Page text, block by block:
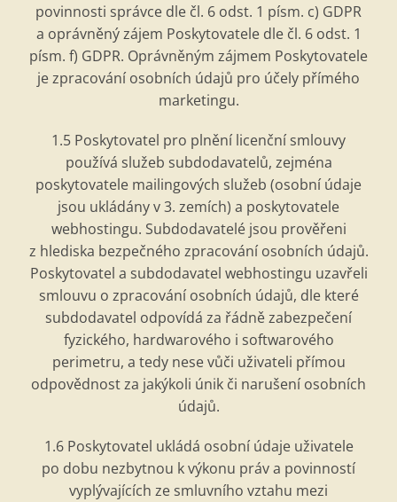
povinnosti správce dle čl. 6 odst. 1 písm. c) GDPR
a oprávněný zájem Poskytovatele dle čl. 6 odst. 1
písm. f) GDPR. Oprávněným zájmem Poskytovatele
je zpracování osobních údajů pro účely přímého
marketingu.
1.5 Poskytovatel pro plnění licenční smlouvy
používá služeb subdodavatelů, zejména
poskytovatele mailingových služeb (osobní údaje
jsou ukládány v 3. zemích) a poskytovatele
webhostingu. Subdodavatelé jsou prověřeni
z hlediska bezpečného zpracování osobních údajů.
Poskytovatel a subdodavatel webhostingu uzavřeli
smlouvu o zpracování osobních údajů, dle které
subdodavatel odpovídá za řádně zabezpečení
fyzického, hardwarového i softwarového
perimetru, a tedy nese vůči uživateli přímou
odpovědnost za jakýkoli únik či narušení osobních
údajů.
1.6 Poskytovatel ukládá osobní údaje uživatele
po dobu nezbytnou k výkonu práv a povinností
vyplývajících ze smluvního vztahu mezi